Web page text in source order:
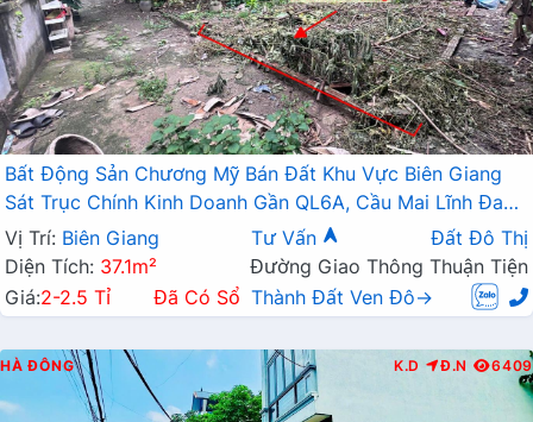
Bất Động Sản Chương Mỹ Bán Đất Khu Vực Biên Giang
Sát Trục Chính Kinh Doanh Gần QL6A, Cầu Mai Lĩnh Đang
Mở Rộng
Vị Trí: Biên Giang Tư Vấn
Đất Đô Thị
Diện Tích: 37.1m²
Đường Giao Thông Thuận Tiện
Giá:2-2.5 Tỉ Đã Có Sổ Thành Đất Ven Đô→
HÀ ĐÔNG K.D Đ.N 6409